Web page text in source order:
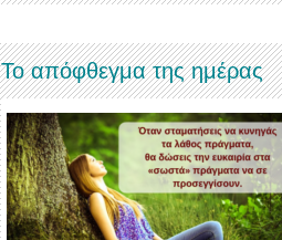
Το απόφθεγμα της ημέρας